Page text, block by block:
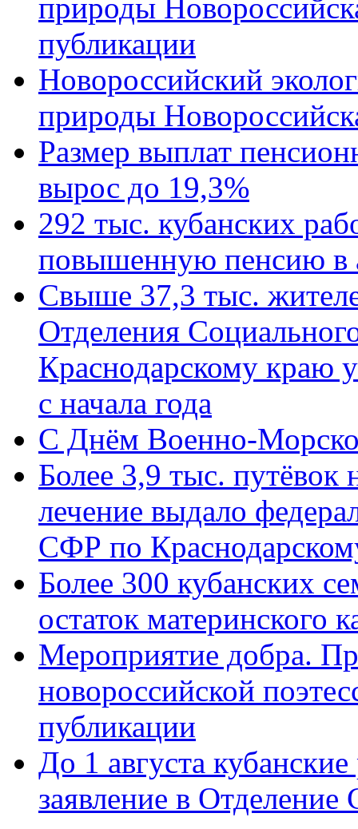
природы
публикации
Новороссийский
природы
Размер выплат
вырос до 19,3%
292 тыс. кубанских
повышенную пенсию в
Свыше 37,3 тыс.
Отделения
Краснодарскому краю
с начала года
C Днём Военно-
Более 3,9 тыс. путёвок
лечение выдало
СФР по
Более 300 кубанских
остаток материнского
Мероприятие добра.
новороссийской
публикации
До 1 августа
заявление в